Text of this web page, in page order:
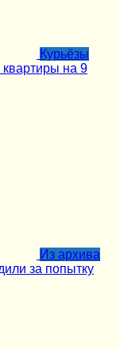
Курьёзы
квартиры на 9
Из архива
за попытку